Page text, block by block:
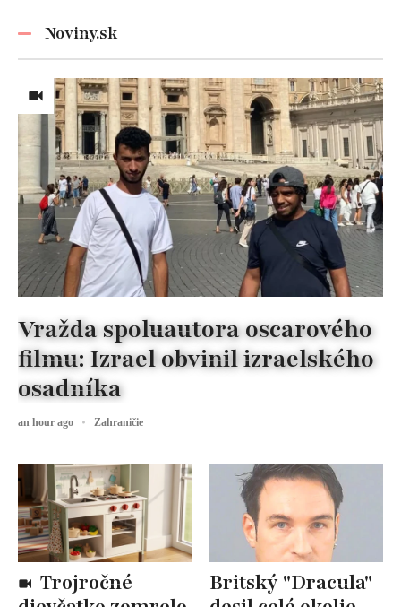
Noviny.sk
Britský "Dracula"
Vražda spoluautora oscarového
filmu: Izrael obvinil izraelského
osadníka
an hour ago Zahraničie